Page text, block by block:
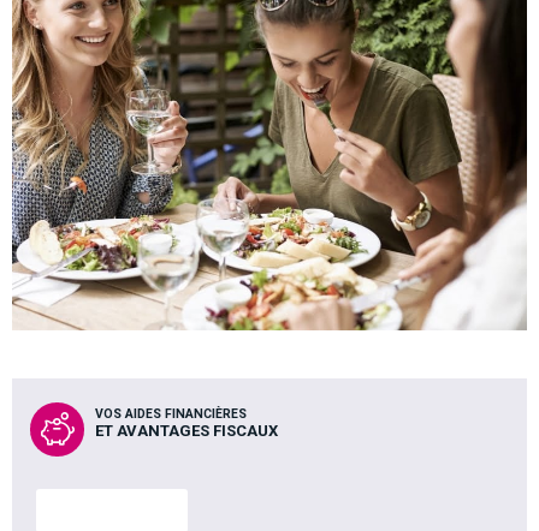
VOS AIDES FINANCIÈRES
ET AVANTAGES FISCAUX